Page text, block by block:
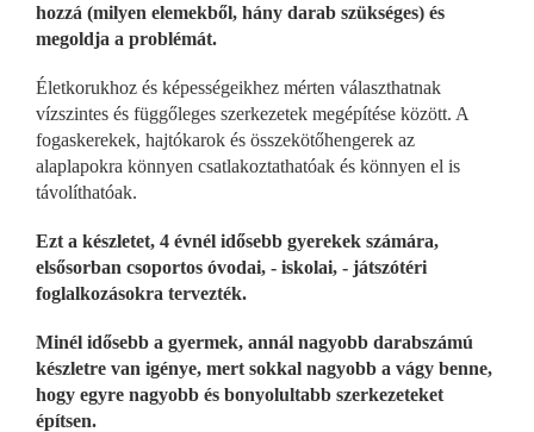
hozzá (milyen elemekből, hány darab szükséges) és
megoldja a problémát.
Életkorukhoz és képességeikhez mérten választhatnak
vízszintes és függőleges szerkezetek megépítése között. A
fogaskerekek, hajtókarok és összekötőhengerek az
alaplapokra könnyen csatlakoztathatóak és könnyen el is
távolíthatóak.
Ezt a készletet, 4 évnél idősebb gyerekek számára,
elsősorban csoportos óvodai, - iskolai, - játszótéri
foglalkozásokra tervezték.
Minél idősebb a gyermek, annál nagyobb darabszámú
készletre van igénye, mert sokkal nagyobb a vágy benne,
hogy egyre nagyobb és bonyolultabb szerkezeteket
építsen.